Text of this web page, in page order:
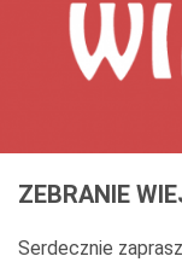
ZEBRANIE
Serdecznie